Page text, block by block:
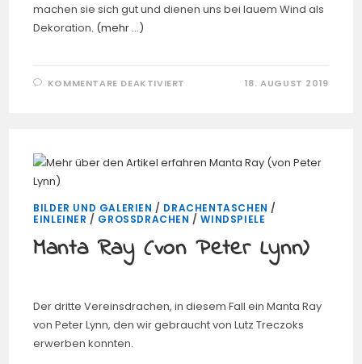
machen sie sich gut und dienen uns bei lauem Wind als
Dekoration. (mehr …)
KOMMENTARE DEAKTIVIERT
(VON
ROLF
18. AUGUST 2019
BILDER UND GALERIEN / DRACHENTASCHEN /
EINLEINER / GROSSDRACHEN /WINDSPIELE
Manta Ray (von Peter Lynn)
Der dritte Vereinsdrachen, in diesem Fall ein Manta Ray
von Peter Lynn, den wir gebraucht von Lutz Treczoks
erwerben konnten.